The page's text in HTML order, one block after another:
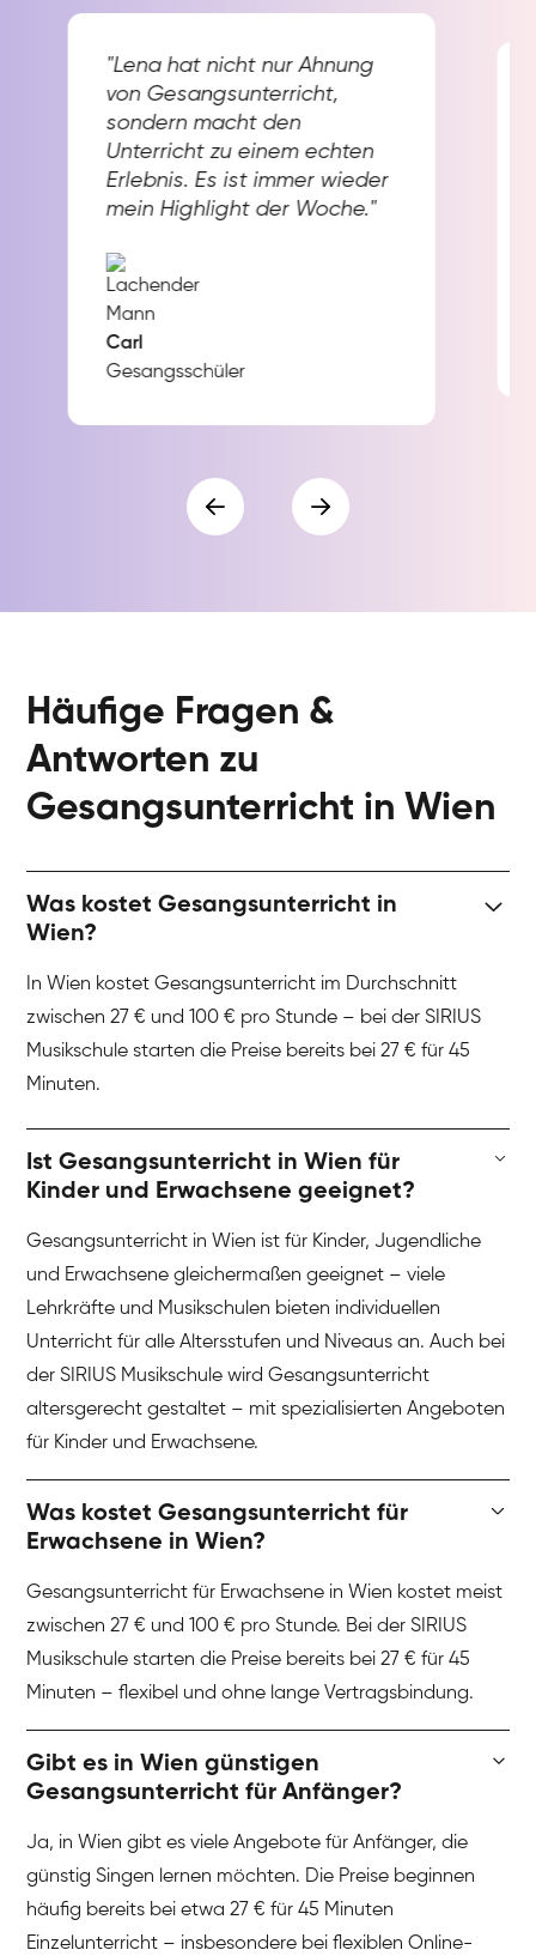
"Lena hat nicht nur Ahnung
von Gesangsunterricht,
sondern macht den
Unterricht zu einem echten
Erlebnis. Es ist immer wieder
mein Highlight der Woche."
Carl
Gesangsschüler
Häufige Fragen &
Antworten zu
Gesangsunterricht in Wien
Was kostet Gesangsunterricht in
Wien?
In Wien kostet Gesangsunterricht im Durchschnitt
zwischen 27 € und 100 € pro Stunde – bei der SIRIUS
Musikschule starten die Preise bereits bei 27 € für 45
Minuten.
Ist Gesangsunterricht in Wien für
Kinder und Erwachsene geeignet?
Gesangsunterricht in Wien ist für Kinder, Jugendliche
und Erwachsene gleichermaßen geeignet – viele
Lehrkräfte und Musikschulen bieten individuellen
Unterricht für alle Altersstufen und Niveaus an. Auch bei
der SIRIUS Musikschule wird Gesangsunterricht
altersgerecht gestaltet – mit spezialisierten Angeboten
für Kinder und Erwachsene.
Was kostet Gesangsunterricht für
Erwachsene in Wien?
Gesangsunterricht für Erwachsene in Wien kostet meist
zwischen 27 € und 100 € pro Stunde. Bei der SIRIUS
Musikschule starten die Preise bereits bei 27 € für 45
Minuten – flexibel und ohne lange Vertragsbindung.
Gibt es in Wien günstigen
Gesangsunterricht für Anfänger?
Ja, in Wien gibt es viele Angebote für Anfänger, die
günstig Singen lernen möchten. Die Preise beginnen
häufig bereits bei etwa 27 € für 45 Minuten
Einzelunterricht – insbesondere bei flexiblen Online-